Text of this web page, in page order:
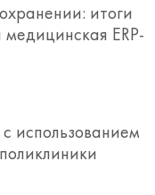
итоги
ERP-
использованием